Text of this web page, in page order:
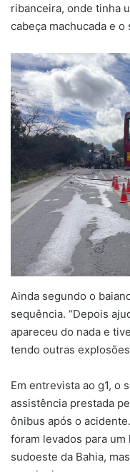
ribanceira, onde tinha
cabeça machucada e o
Ainda segundo o
sequência. “Depois
apareceu do nada e
tendo outras
Em entrevista ao g1, o
assistência prestada
ônibus após o
foram levados para
sudoeste da Bahia,